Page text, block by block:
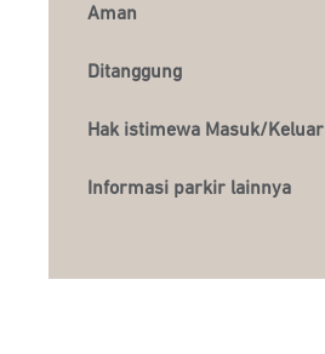
Aman
Ditanggung
Hak istimewa Masuk/Keluar
Informasi parkir lainnya